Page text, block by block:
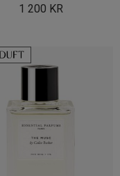
1 200 KR